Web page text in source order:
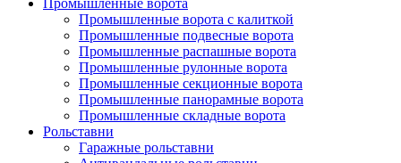
Промышленные ворота с калиткой
Промышленные подвесные ворота
Промышленные распашные ворота
Промышленные рулонные ворота
Промышленные секционные ворота
Промышленные панорамные ворота
Промышленные складные ворота
Рольставни
Гаражные рольставни